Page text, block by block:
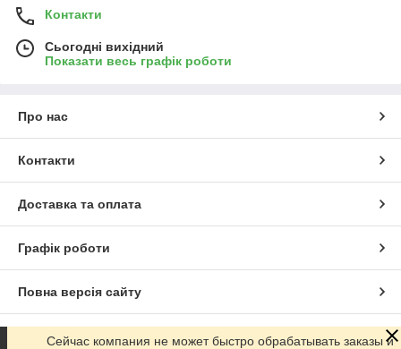
Контакти
Сьогодні вихідний
Показати весь графік роботи
Про нас
Контакти
Доставка та оплата
Графік роботи
Повна версія сайту
Сайт створено на маркетплейсі Prom.ua
Сейчас компания не может быстро обрабатывать заказы и